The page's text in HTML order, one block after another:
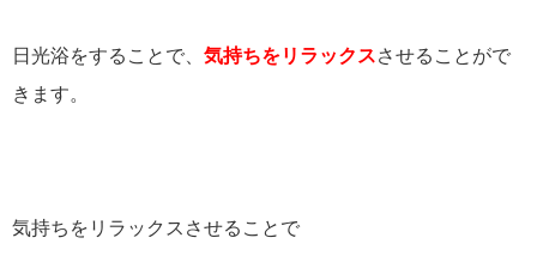
日光浴をすることで、 気持ちをリラックスさせることがで
きます。
気持ちをリラックスさせることで